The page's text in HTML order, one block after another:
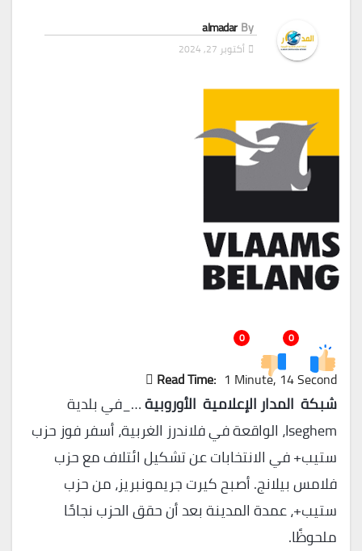
By
almadar
أكتوبر 27, 2024
0
0
Read Time: 1 Minute, 14 Second
شبكة المدار الإعلامية الأوروبية…_في بلدية
Iseghem، الواقعة في فلاندرز الغربية، أسفر فوز حزب
ستيب+ في الانتخابات عن تشكيل ائتلاف مع حزب
فلامس بيلانج. أصبح كيرت جريمونبريز، من حزب
ستيب+، عمدة المدينة بعد أن حقق الحزب نجاحًا
ملحوظًا.